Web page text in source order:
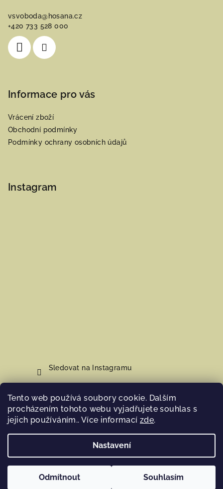
Tento web používá soubory cookie. Dalším
procházením tohoto webu vyjadřujete souhlas s
jejich používáním.. Více informací zde.
Nastavení
Odmítnout Souhlasím
vsvoboda@ hosana.cz
+420 733 528 000
Informace pro vás
Vrácení zboží
Obchodní podmínky
Podmínky ochrany osobních údajů
Instagram
Sledovat na Instagramu
Nákupní košík
0ks /0 Kč
Hosana Home